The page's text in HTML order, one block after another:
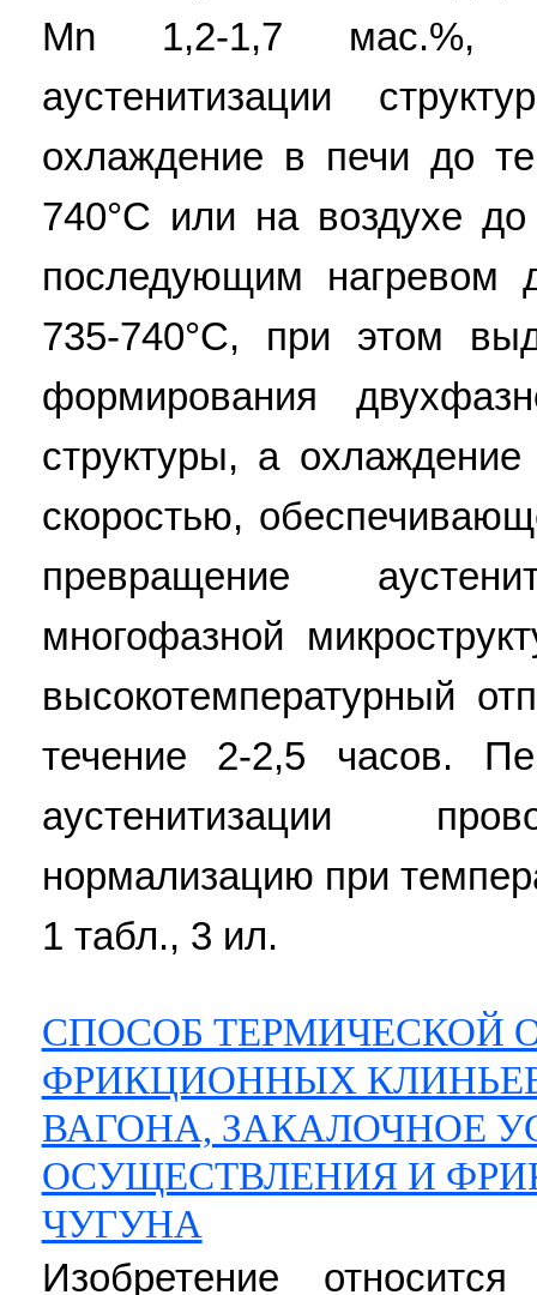
Mn 1,2-1,7 мас.%,
аустенитизации
охлаждение в печи до
740°C или на воздухе
последующим нагревом
735-740°C, при этом
формирования
структуры, а
скоростью,
превращение
многофазной
высокотемпературный
течение 2-2,5 часов.
аустенитизации
нормализацию при
1 табл., 3 ил.
СПОСОБ ТЕРМИЧЕСКОЙ
ФРИКЦИОННЫХ
ВАГОНА, ЗАКАЛОЧНОЕ
ОСУЩЕСТВЛЕНИЯ И
ЧУГУНА
Изобретение